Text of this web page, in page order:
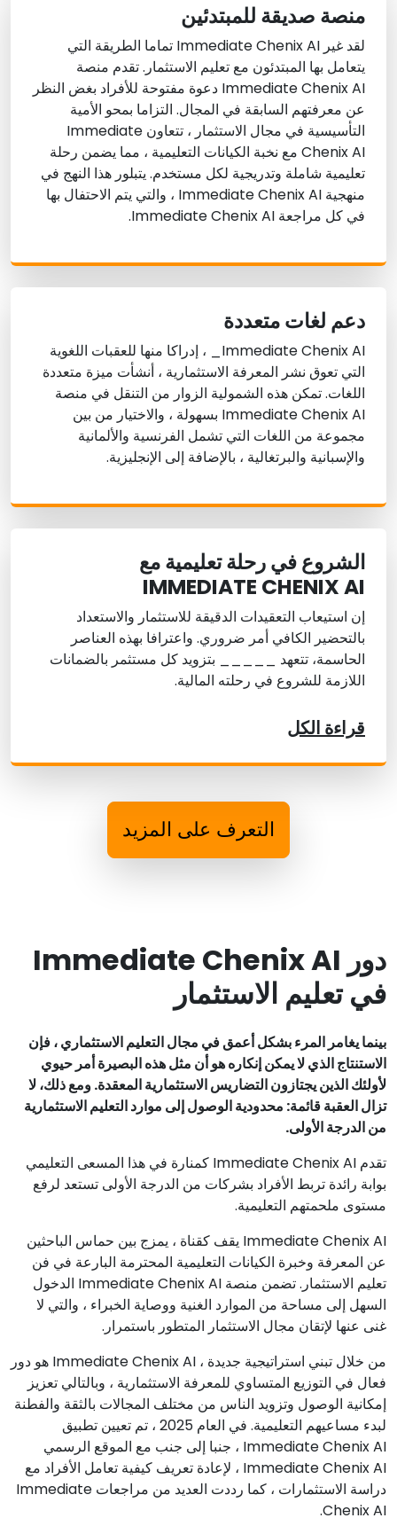
منصة صديقة للمبتدئين
لقد غير Immediate Chenix AI تماما الطريقة التي
يتعامل بها المبتدئون مع تعليم الاستثمار. تقدم منصة
Immediate Chenix AI دعوة مفتوحة للأفراد بغض النظر
عن معرفتهم السابقة في المجال. التزاما بمحو الأمية
التأسيسية في مجال الاستثمار ، تتعاون Immediate
Chenix AI مع نخبة الكيانات التعليمية ، مما يضمن رحلة
تعليمية شاملة وتدريجية لكل مستخدم. يتبلور هذا النهج في
منهجية Immediate Chenix AI ، والتي يتم الاحتفال بها
في كل مراجعة Immediate Chenix AI.
دعم لغات متعددة
Immediate Chenix AI_ ، إدراكا منها للعقبات اللغوية
التي تعوق نشر المعرفة الاستثمارية ، أنشأت ميزة متعددة
اللغات. تمكن هذه الشمولية الزوار من التنقل في منصة
Immediate Chenix AI بسهولة ، والاختيار من بين
مجموعة من اللغات التي تشمل الفرنسية والألمانية
والإسبانية والبرتغالية ، بالإضافة إلى الإنجليزية.
الشروع في رحلة تعليمية مع
IMMEDIATE CHENIX AI
إن استيعاب التعقيدات الدقيقة للاستثمار والاستعداد
بالتحضير الكافي أمر ضروري. واعترافا بهذه العناصر
الحاسمة، تتعهد _____ بتزويد كل مستثمر بالضمانات
اللازمة للشروع في رحلته المالية.
قراءة الكل
التعرف على المزيد
دور Immediate Chenix AI
في تعليم الاستثمار
بينما يغامر المرء بشكل أعمق في مجال التعليم الاستثماري ، فإن
الاستنتاج الذي لا يمكن إنكاره هو أن مثل هذه البصيرة أمر حيوي
لأولئك الذين يجتازون التضاريس الاستثمارية المعقدة. ومع ذلك، لا
تزال العقبة قائمة: محدودية الوصول إلى موارد التعليم الاستثمارية
من الدرجة الأولى.
تقدم Immediate Chenix AI كمنارة في هذا المسعى التعليمي
بوابة رائدة تربط الأفراد بشركات من الدرجة الأولى تستعد لرفع
مستوى ملحمتهم التعليمية.
Immediate Chenix AI يقف كقناة ، يمزج بين حماس الباحثين
عن المعرفة وخبرة الكيانات التعليمية المحترمة البارعة في فن
تعليم الاستثمار. تضمن منصة Immediate Chenix AI الدخول
السهل إلى مساحة من الموارد الغنية ووصاية الخبراء ، والتي لا
غنى عنها لإتقان مجال الاستثمار المتطور باستمرار.
من خلال تبني استراتيجية جديدة ، Immediate Chenix AI هو دور
فعال في التوزيع المتساوي للمعرفة الاستثمارية ، وبالتالي تعزيز
إمكانية الوصول وتزويد الناس من مختلف المجالات بالثقة والفطنة
لبدء مساعيهم التعليمية. في العام 2025 ، تم تعيين تطبيق
Immediate Chenix AI ، جنبا إلى جنب مع الموقع الرسمي
Immediate Chenix AI ، لإعادة تعريف كيفية تعامل الأفراد مع
دراسة الاستثمارات ، كما رددت العديد من مراجعات Immediate
Chenix AI.